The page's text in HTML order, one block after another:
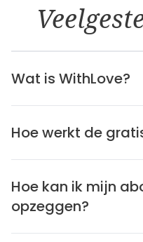
Wat is WithLove?
Hoe werkt de
Hoe kan ik mijn
opzeggen?